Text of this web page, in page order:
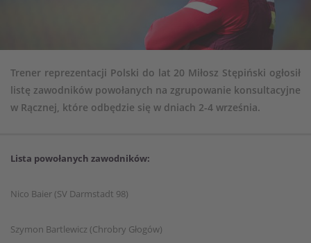
Trener reprezentacji Polski do lat 20 Miłosz Stępiński ogłosił
listę zawodników powołanych na zgrupowanie konsultacyjne
w Rącznej, które odbędzie się w dniach 2-4 września.
Lista powołanych zawodników:
Nico Baier (SV Darmstadt 98)
Szymon Bartlewicz (Chrobry Głogów)